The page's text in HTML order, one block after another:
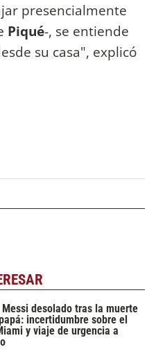
presencialmente
Piqué-, se entiende
su casa", explicó
desolado tras la muerte
incertidumbre sobre el
y viaje de urgencia a